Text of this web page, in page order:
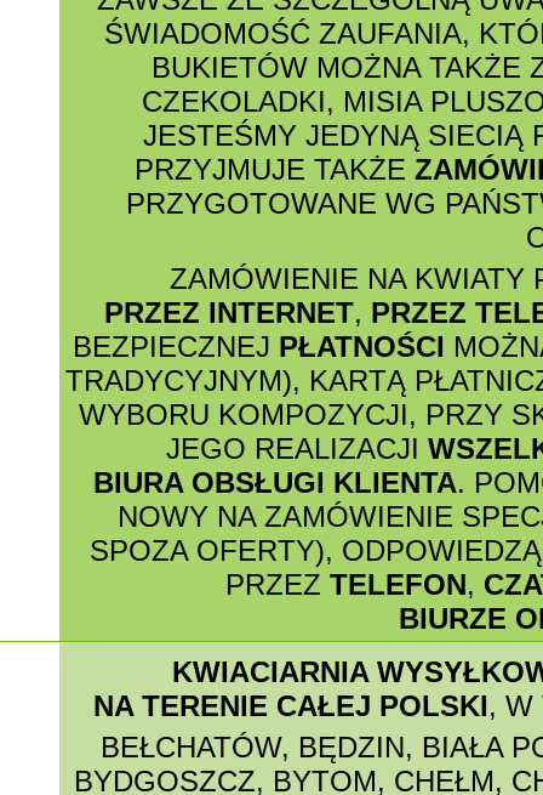
ŚWIADOMOŚĆ ZAUFANIA,
BUKIETÓW MOŻNA TAKŻE
CZEKOLADKI, MISIA
JESTEŚMY JEDYNĄ SIECIĄ
PRZYJMUJE TAKŻE
PRZYGOTOWANE WG
ZAMÓWIENIE NA KWIATY
PRZEZ INTERNET, PRZEZ
BEZPIECZNEJ PŁATNOŚCI
TRADYCYJNYM), KARTĄ
WYBORU KOMPOZYCJI, PRZY
JEGO REALIZACJI
BIURA OBSŁUGI KLIENTA.
NOWY NA ZAMÓWIENIE
SPOZA OFERTY),
PRZEZ TELEFON,
BIURZE
KWIACIARNIA
NA TERENIE CAŁEJ POLSKI, W
BEŁCHATÓW, BĘDZIN, BIAŁA
BYDGOSZCZ, BYTOM, CHEŁM,